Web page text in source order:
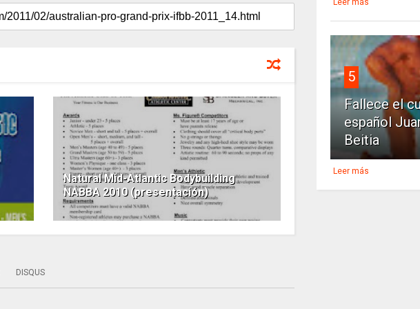
Natural Mid-Atlantic Bodybuilding
NABBA 2010 (presentación)
DISQUS
Leer más
5
Fallece el
español
Beitia
Leer más